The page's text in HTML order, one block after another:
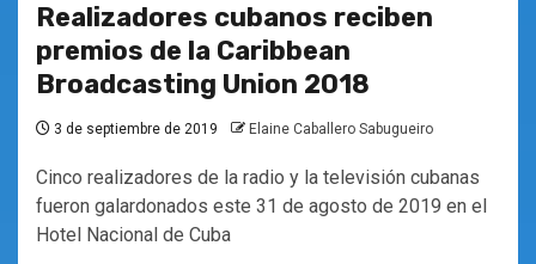
Realizadores cubanos reciben
premios de la Caribbean
Broadcasting Union 2018
3 de septiembre de 2019 Elaine Caballero Sabugueiro
Cinco realizadores de la radio y la televisión cubanas
fueron galardonados este 31 de agosto de 2019 en el
Hotel Nacional de Cuba